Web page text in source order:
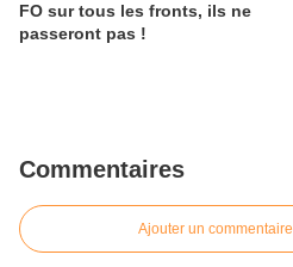
FO sur tous les fronts, ils ne
passeront pas !
Commentaires
Ajouter un commentaire